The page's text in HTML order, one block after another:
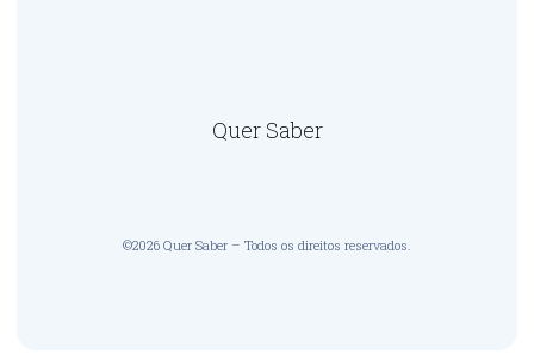
Quer Saber
©2026 Quer Saber – Todos os direitos reservados.